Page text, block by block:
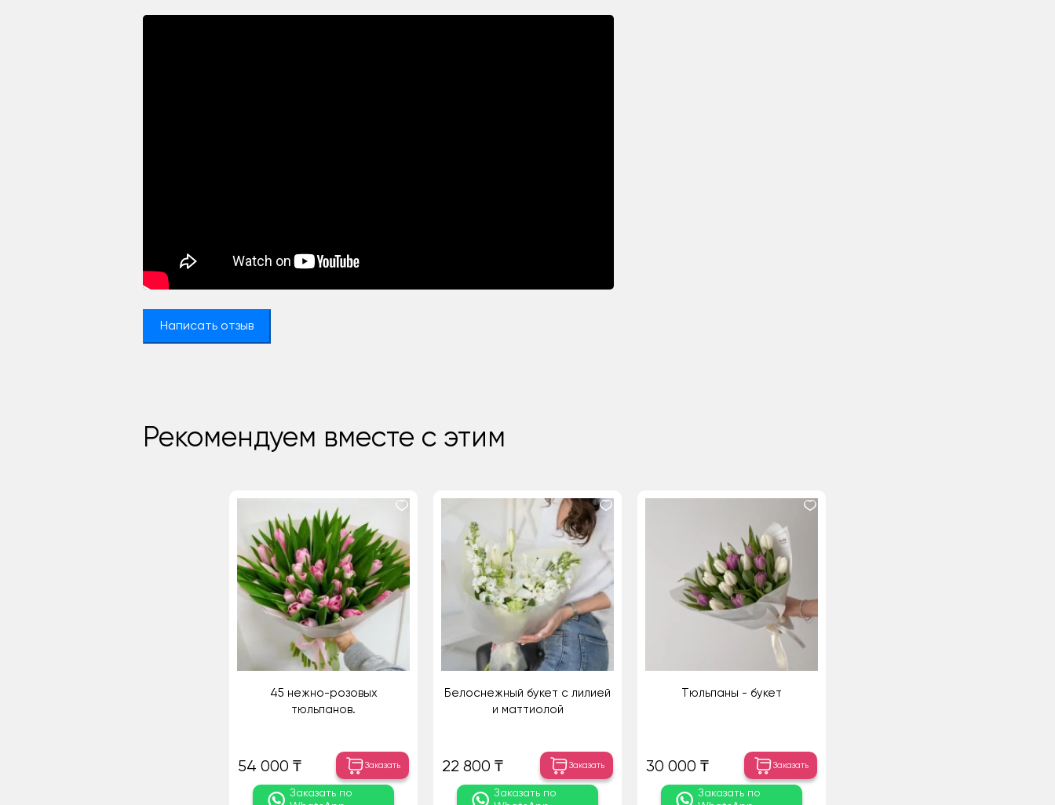
Написать отзыв
Рекомендуем вместе с этим
45 нежно-розовых
тюльпанов.
54 000 ₸ Заказать
Заказать по
Белоснежный букет с лилией
и маттиолой
22 800 ₸ Заказать
Заказать по
Тюльпаны - букет
30 000 ₸ Заказать
Заказать по